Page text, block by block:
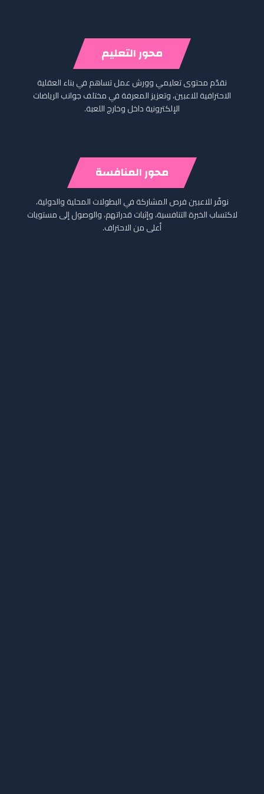
محور التعليم
نقدّم محتوى تعليمي وورش عمل تساهم في بناء العقلية
الاحترافية للاعبين، وتعزيز المعرفة في مختلف جوانب الرياضات
الإلكترونية داخل وخارج اللعبة.
محور المنافسة
نوفّر للاعبين فرص المشاركة في البطولات المحلية والدولية،
لاكتساب الخبرة التنافسية، وإثبات قدراتهم، والوصول إلى مستويات
أعلى من الاحتراف.